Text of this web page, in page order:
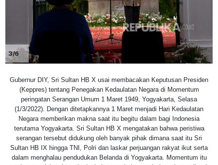
3/6
Gubernur DIY, Sri Sultan HB X usai membacakan Keputusan Presiden
(Keppres) tentang Penegakan Kedaulatan Negara di Momentum
peringatan Serangan Umum 1 Maret 1949, Yogyakarta, Selasa
(1/3/2022). Dengan ditetapkannya 1 Maret menjadi Hari Kedaulatan
Negara memberikan makna saat itu begitu dalam bagi Indonesia
terutama Yogyakarta. Sri Sultan HB X mengatakan bahwa peristiwa
serangan tersebut didukung oleh banyak pihak dimana saat itu Sri
Sultan HB IX hingga TNI, Polri dan laskar perjuangan rakyat ikut serta
dalam menghalau pendudukan Belanda di Yogyakarta. Momentum itu